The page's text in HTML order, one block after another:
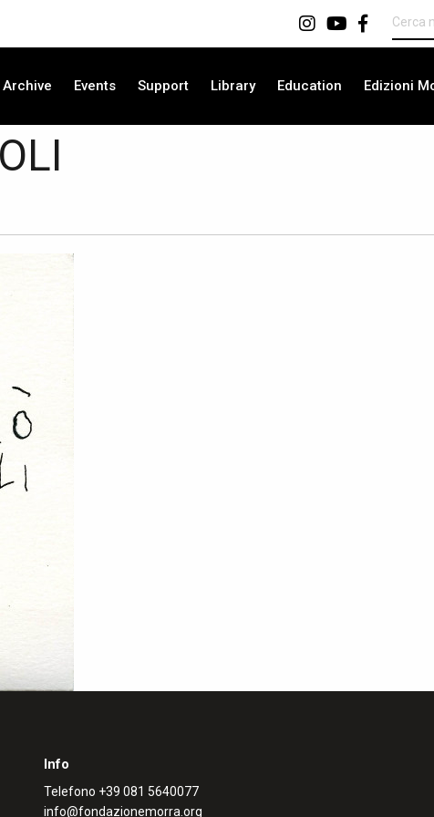
Archive Events Support Library Education Edizioni
Info
Telefono +39 081 5640077
info@fondazionemorra.org